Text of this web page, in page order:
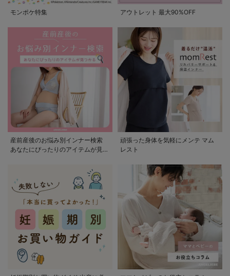
モンポケ特集 アウトレット 最大90%OFF
産前産後のお悩み別インナー検索
あなたにぴったりのアイテムが見つ
頑張った身体を気軽にメンテ マム
レスト